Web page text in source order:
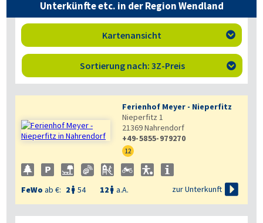
Unterkünfte etc. in der Region Wendland
Kartenansicht 
Sortierung nach: 3Z-Preis 
Ferienhof Meyer - Nieperfitz
Nieperfitz 1
21369Nahrendorf
+49-5855-979270
12
FeWo ab €: 2  54 12  a.A. zur Unterkunft 